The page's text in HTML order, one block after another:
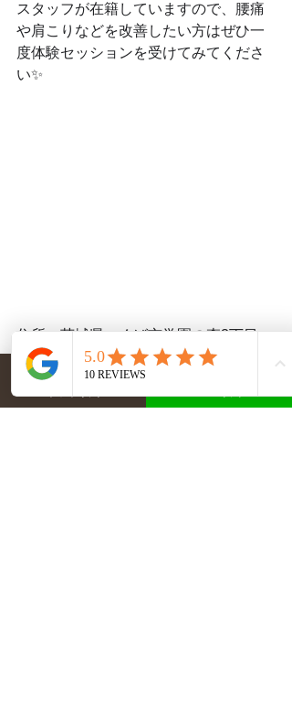
スタッフが在籍していますので、腰痛
や肩こりなどを改善したい方はぜひ一
度体験セッションを受けてみてくださ
い✨
住所：茨城県つくば市学園の森3丁目
20-1MeeToco N I号室
アクセス：つくばエクスプレス研究学
園駅より車で9分